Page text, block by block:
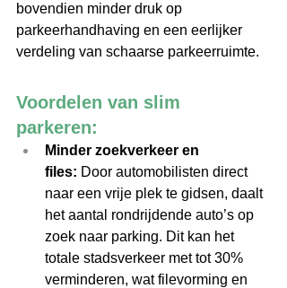
bovendien minder druk op
parkeerhandhaving en een eerlijker
verdeling van schaarse parkeerruimte.
Voordelen van slim
parkeren:
Minder zoekverkeer en
files: Door automobilisten direct
naar een vrije plek te gidsen, daalt
het aantal rondrijdende auto’s op
zoek naar parking. Dit kan het
totale stadsverkeer met tot 30%
verminderen, wat filevorming en